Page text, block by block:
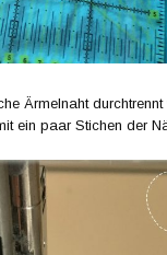
Ärmelnaht durchtrennt
ein paar Stichen der